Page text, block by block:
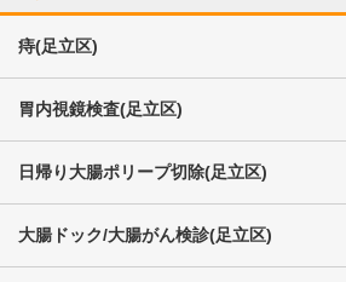
痔(足立区)
胃内視鏡検査(足立区)
日帰り大腸ポリープ切除(足立区)
大腸ドック/大腸がん検診(足立区)